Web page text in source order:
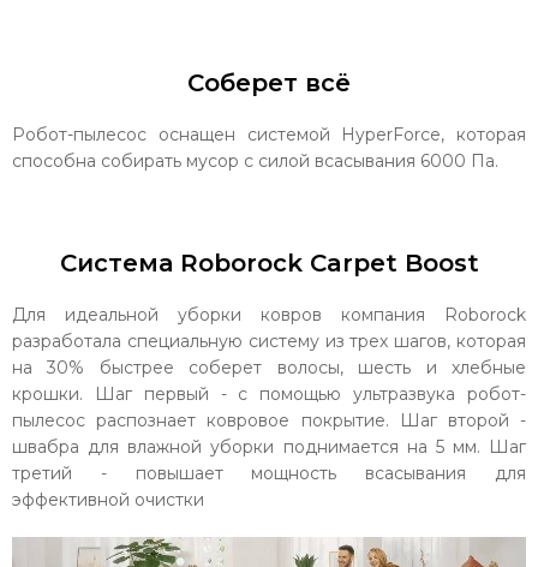
Соберет всё
Робот-пылесос оснащен системой HyperForce, которая
способна собирать мусор с силой всасывания 6000 Па.
Система Roborock Carpet Boost
Для идеальной уборки ковров компания Roborock
разработала специальную систему из трех шагов, которая
на 30% быстрее соберет волосы, шесть и хлебные
крошки. Шаг первый - с помощью ультразвука робот-
пылесос распознает ковровое покрытие. Шаг второй -
швабра для влажной уборки поднимается на 5 мм. Шаг
третий - повышает мощность всасывания для
эффективной очистки